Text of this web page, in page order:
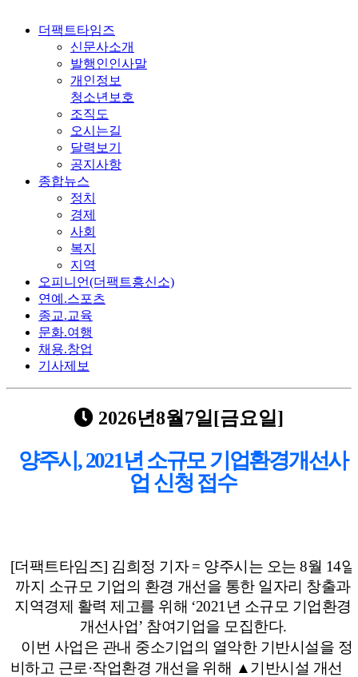
더팩트타임즈
신문사소개
발행인인사말
개인정보
청소년보호
조직도
오시는길
달력보기
공지사항
종합뉴스
정치
경제
사회
복지
지역
오피니언(더팩트흥신소)
연예.스포츠
종교.교육
문화.여행
채용.창업
기사제보
2026년8월7일[금요일]
양주시 , 2021년 소규모 기업환경개선사
업 신청 접수
[더팩트타임즈] 김희정 기자 = 양주시는 오는8월 14일
까지 소규모 기업의 환경 개선을 통한 일자리 창출과
지역경제 활력 제고를 위해 ‘2021 년 소규모 기업환경
개선사업’ 참여기업을 모집한다.
이번 사업은 관내 중소기업의 열악한 기반시설을 정
비하고 근로 ·작업환경 개선을 위해 ▲기반시설 개선